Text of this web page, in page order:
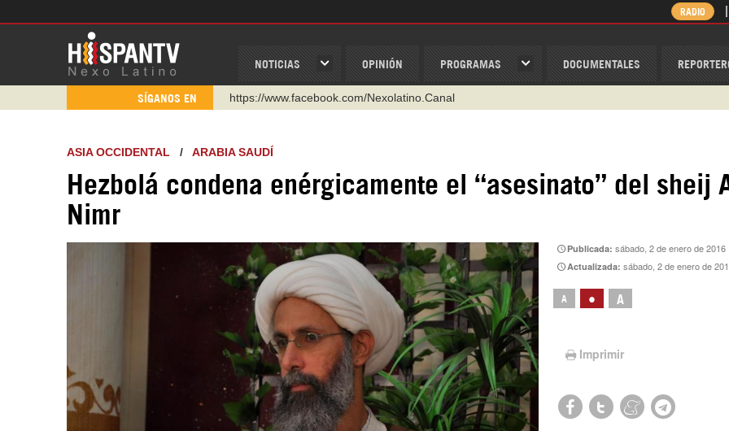
NOTICIAS OPINIÓN PROGRAMAS DOCUMENTALES
RADIO
SÍGANOS EN
https://www.youtube.com/@nexo_latino
https://t.me/hispantvcanal
https://urmedium.com/c/hispantv
WhatsApp y Viber: +98 921 79 29 404
https://www.facebook.com/Nexolatino.Canal
ASIA OCCIDENTAL / ARABIA SAUDÍ
Hezbolá condena enérgicamente el “asesinato” del sheij
Nimr
Publicada:sábado, 2 de enero de 2016
Actualizada:sábado, 2 de enero de
A • A
Imprimir